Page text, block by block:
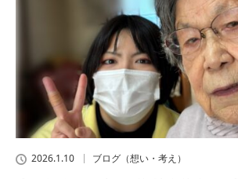
2026.1.10 ブログ（想い・考え）